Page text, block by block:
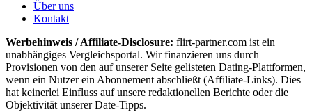
Über uns
Kontakt
Werbehinweis / Affiliate-Disclosure: flirt-partner.com ist ein
unabhängiges Vergleichsportal. Wir finanzieren uns durch
Provisionen von den auf unserer Seite gelisteten Dating-Plattformen,
wenn ein Nutzer ein Abonnement abschließt (Affiliate-Links). Dies
hat keinerlei Einfluss auf unsere redaktionellen Berichte oder die
Objektivität unserer Date-Tipps.